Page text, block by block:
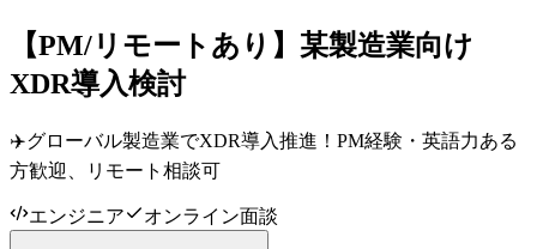
【PM/リモートあり】某製造業向け
XDR導入検討
✈️グローバル製造業でXDR導入推進！PM経験・英語力ある
方歓迎、リモート相談可
エンジニア オンライン面談